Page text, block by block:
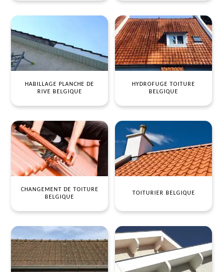
HABILLAGE PLANCHE DE
RIVE BELGIQUE
HYDROFUGE TOITURE
BELGIQUE
CHANGEMENT DE TOITURE
BELGIQUE
TOITURIER BELGIQUE